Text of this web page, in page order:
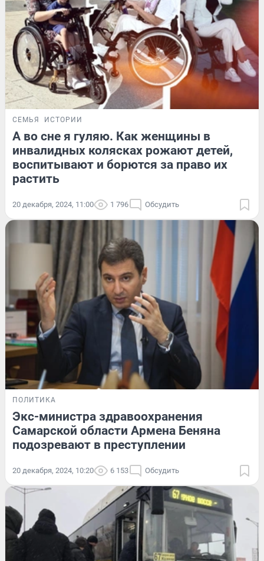
СЕМЬЯ ИСТОРИИ
А во сне я гуляю. Как женщины в
инвалидных колясках рожают детей,
воспитывают и борются за право их
растить
20 декабря, 2024, 11:00 1 796 Обсудить
ПОЛИТИКА
Экс-министра здравоохранения
Самарской области Армена Беняна
подозревают в преступлении
20 декабря, 2024, 10:20 6 153 Обсудить